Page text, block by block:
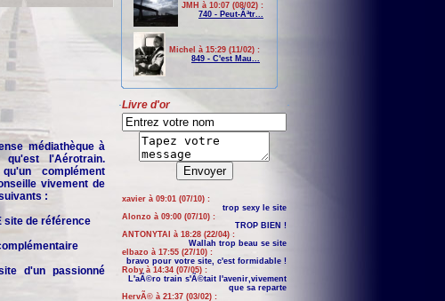
médiathèque à
l'Aérotrain.
complément
vivement de
:
site de référence
d'un passionné
JMH à 10:07 (08/02) :
740 - Peut-Ãªtr...
Michel à 15:29 (11/02) :
849 - C'est Mau...
Livre d'or
xavier à 09:01 (07/10) :
trop sexy le site
Alonzo à 09:00 (07/10) :
TROP BIEN !
ANTONYTAI à 18:28 (22/04) :
Wallah trop beau se site
elbazo à 17:55 (27/10) :
bravo pour votre site, c'est formidable !
Roby à 14:34 (07/05) :
L'aÃ©ro train s'Ã©tait l'avenir,vivement
que sa reparte
HervÃ© à 21:37 (03/02) :